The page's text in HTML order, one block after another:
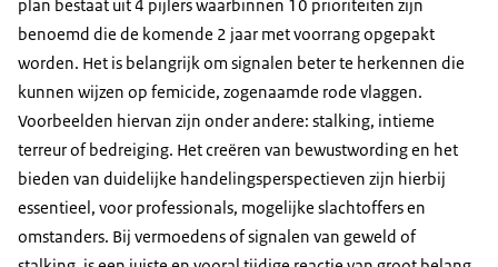
plan bestaat uit 4 pijlers waarbinnen 10 prioriteiten zijn
benoemd die de komende 2 jaar met voorrang opgepakt
worden. Het is belangrijk om signalen beter te herkennen die
kunnen wijzen op femicide, zogenaamde rode vlaggen.
Voorbeelden hiervan zijn onder andere: stalking, intieme
terreur of bedreiging. Het creëren van bewustwording en het
bieden van duidelijke handelingsperspectieven zijn hierbij
essentieel, voor professionals, mogelijke slachtoffers en
omstanders. Bij vermoedens of signalen van geweld of